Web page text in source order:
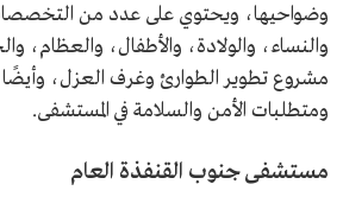
وضواحيها، ويحتوي على عدد من
والنساء، والولادة، والأطفال، والعظام،
مشروع تطوير الطوارئ وغرف العزل، وأيضًا
ومتطلبات الأمن والسلامة في المستشفى.
مستشفى جنوب القنفذة العام